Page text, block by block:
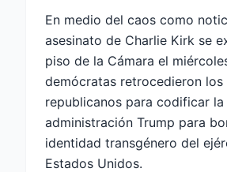
En medio del caos como
asesinato de Charlie Kirk se
piso de la Cámara el
demócratas retrocedieron los
republicanos para codificar
administración Trump para
identidad transgénero del
Estados Unidos.